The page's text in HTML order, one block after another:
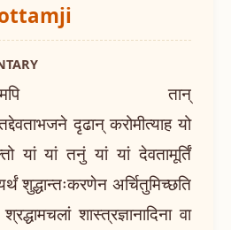
तान्
दृढान् करोमीत्याह यो
यां यां तनुं यां यां देवतामूर्तिं
शुद्धान्तःकरणेन अर्चितुमिच्छति
शास्त्रज्ञानादिना वा